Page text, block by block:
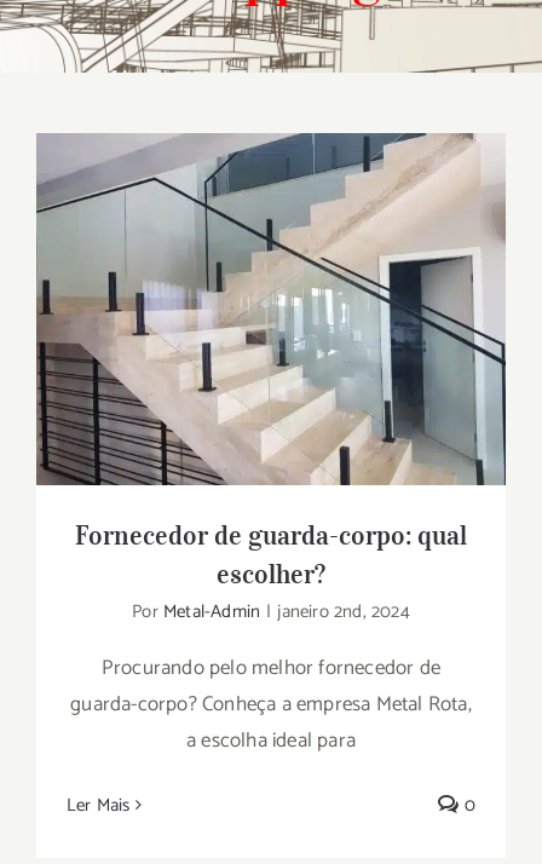
Fornecedor de guarda-corpo: qual
escolher?
Fornecedor de guarda-corpo: qual
escolher?
Por Metal-Admin | janeiro 2nd, 2024
Procurando pelo melhor fornecedor de
guarda-corpo? Conheça a empresa Metal Rota,
a escolha ideal para
Ler Mais 0